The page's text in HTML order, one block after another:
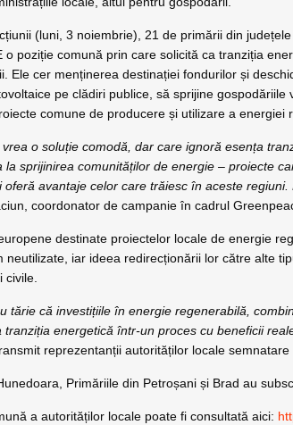
(luni, 3 noiembrie), 21 de primării din
o poziție comună prin care solicită ca tranziția
Ele cer menținerea destinației fondurilor și
pe clădiri publice, să sprijine
comune de producere și utilizare a energiei
vrea o soluție comodă, dar care ignoră esența
la sprijinirea comunităților de energie – proiecte
oferă avantaje celor care trăiesc în aceste
coordonator de campanie în cadrul
destinate proiectelor locale de energie
neutilizate, iar ideea redirecționării lor către alte
civile.
tărie că investițiile în energie regenerabilă,
tranziția energetică într-un proces cu beneficii
reprezentanții autorităților locale
Primăriile din Petroșani și Brad au
a autorităților locale poate fi consultată aici: